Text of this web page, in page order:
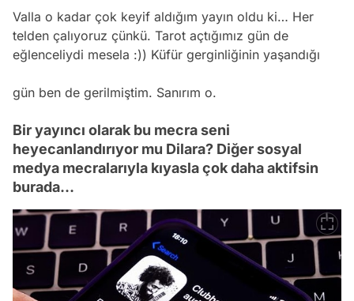
Valla o kadar çok keyif aldığım yayın oldu ki… Her
telden çalıyoruz çünkü. Tarot açtığımız gün de
eğlenceliydi mesela :)) Küfür gerginliğinin yaşandığı
gün ben de gerilmiştim. Sanırım o.
Bir yayıncı olarak bu mecra seni
heyecanlandırıyor mu Dilara? Diğer sosyal
medya mecralarıyla kıyasla çok daha aktifsin
burada…